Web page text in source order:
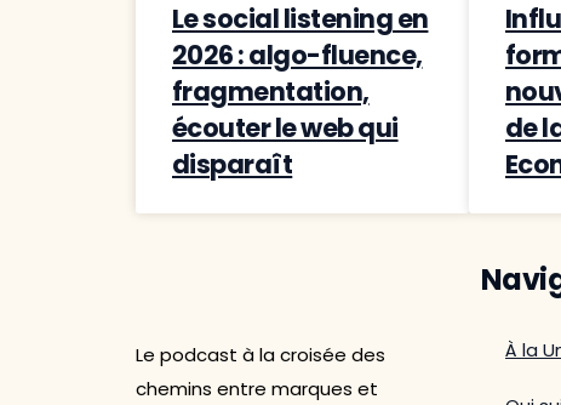
Le social listening en
2026 : algo-fluence,
fragmentation,
écouter le web qui
disparaît
de
Le podcast à la croisée des
chemins entre marques et
À la